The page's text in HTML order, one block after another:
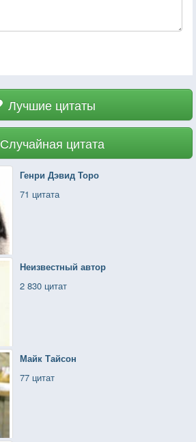
Лучшие цитаты
Случайная цитата
Генри Дэвид Торо
71 цитата
Неизвестный автор
2 830 цитат
Майк Тайсон
77 цитат